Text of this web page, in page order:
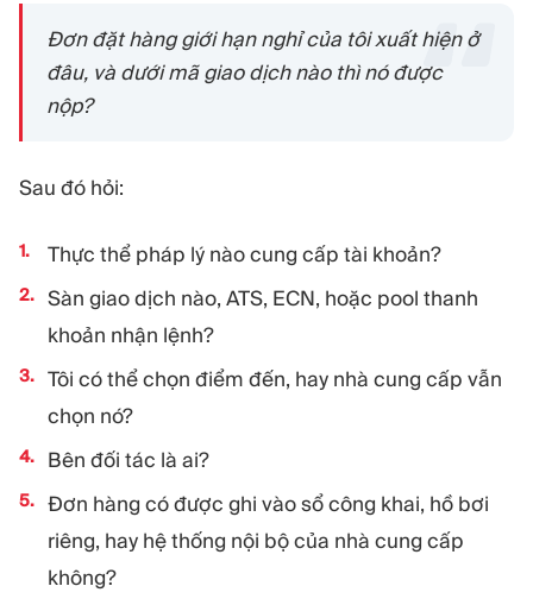
Đơn đặt hàng giới hạn nghỉ của tôi xuất hiện ở
đâu, và dưới mã giao dịch nào thì nó được
nộp?
Sau đó hỏi:
Thực thể pháp lý nào cung cấp tài khoản?
Sàn giao dịch nào, ATS, ECN, hoặc pool thanh
khoản nhận lệnh?
Tôi có thể chọn điểm đến, hay nhà cung cấp vẫn
chọn nó?
Bên đối tác là ai?
Đơn hàng có được ghi vào sổ công khai, hồ bơi
riêng, hay hệ thống nội bộ của nhà cung cấp
không?